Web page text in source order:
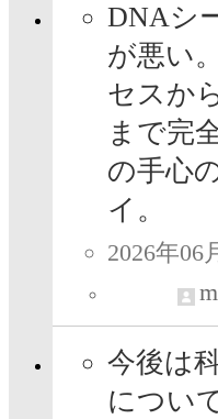
DNAシ
が悪い
セスか
まで完
の手心
イ。
2026年06
今後は
につい